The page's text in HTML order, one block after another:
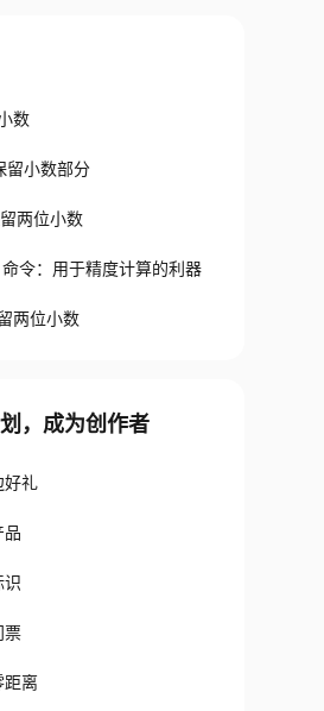
数
留小数部分
两位小数
令：用于精度计算的利器
两位小数
，成为创作者
好礼
品
识
票
距离